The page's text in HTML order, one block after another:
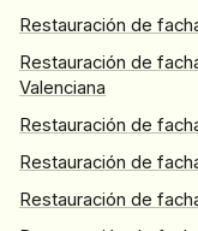
Restauración de
Restauración de
Valenciana
Restauración de
Restauración de
Restauración de